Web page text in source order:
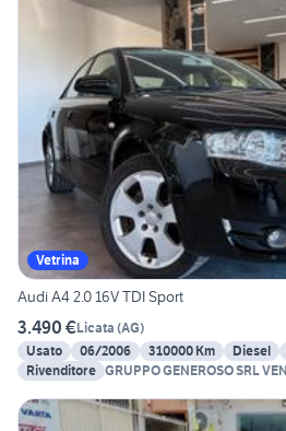
Vetrina
Audi A4 2.0 16V TDI Sport
3.490 €Licata (AG)
Usato
06/2006 310000 Km Diesel
Rivenditore GRUPPO GENEROSO SRL